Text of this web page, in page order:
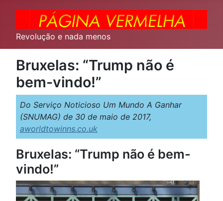
Revolução e nada menos
Bruxelas: “Trump não é
bem-vindo!”
Do Serviço Noticioso Um Mundo A Ganhar
(SNUMAG) de 30 de maio de 2017,
aworldtowinns.co.uk
Bruxelas: “Trump não é bem-
vindo!”